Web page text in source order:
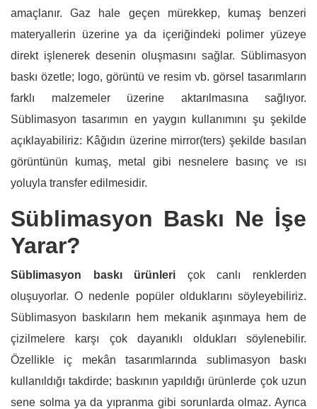
amaçlanır. Gaz hale geçen mürekkep, kumaş benzeri
materyallerin üzerine ya da içeriğindeki polimer yüzeye
direkt işlenerek desenin oluşmasını sağlar. Süblimasyon
baskı özetle; logo, görüntü ve resim vb. görsel tasarımların
farklı malzemeler üzerine aktarılmasına sağlıyor.
Süblimasyon tasarımın en yaygın kullanımını şu şekilde
açıklayabiliriz: Kâğıdın üzerine mirror(ters) şekilde basılan
görüntünün kumaş, metal gibi nesnelere basınç ve ısı
yoluyla transfer edilmesidir.
Süblimasyon Baskı Ne İşe
Yarar?
Süblimasyon baskı ürünleri çok canlı renklerden
oluşuyorlar. O nedenle popüler olduklarını söyleyebiliriz.
Süblimasyon baskıların hem mekanik aşınmaya hem de
çizilmelere karşı çok dayanıklı oldukları söylenebilir.
Özellikle iç mekân tasarımlarında sublimasyon baskı
kullanıldığı takdirde; baskının yapıldığı ürünlerde çok uzun
sene solma ya da yıpranma gibi sorunlarda olmaz. Ayrıca